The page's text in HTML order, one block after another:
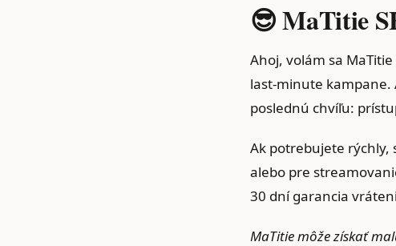
😎 MaTitie
Ahoj, volám sa
last‑minute
poslednú chvíľu:
Ak potrebujete rýchly,
alebo pre
30 dní garancia
MaTitie môže získať